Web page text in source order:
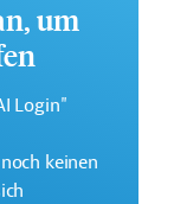
bis zu EUR
um
Login"
keinen